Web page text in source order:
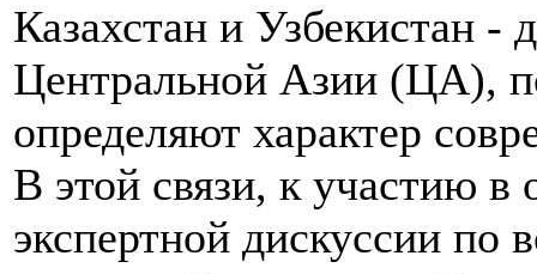
Казахстан и Узбекистан -
Центральной Азии (ЦА),
определяют характер
В этой связи, к участию в
экспертной дискуссии по